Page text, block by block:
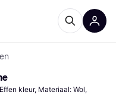
kleur, Materiaal: Wol,